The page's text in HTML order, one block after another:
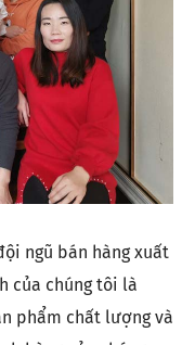
ngũ bán hàng xuất
của chúng tôi là
phẩm chất lượng và